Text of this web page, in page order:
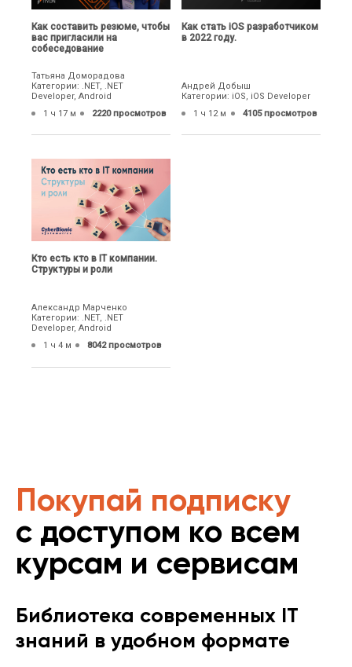
Как составить резюме, чтобы
вас пригласили на
собеседование
Татьяна Доморадова
Категории: .NET, .NET
Developer, Android
1 ч 17 м
2220 просмотров
Как стать iOS разработчиком
в 2022 году.
Андрей Добыш
Категории: iOS, iOS Developer
1 ч 12 м
4105 просмотров
Кто есть кто в IT компании.
Структуры и роли
Александр Марченко
Категории: .NET, .NET
Developer, Android
1 ч 4 м
8042 просмотров
Покупай подписку
с доступом ко всем
курсам и сервисам
Библиотека современных IT
знаний в удобном формате